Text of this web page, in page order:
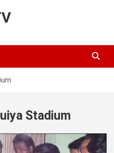
Stadium